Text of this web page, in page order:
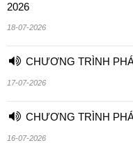
2026
18-07-2026
CHƯƠNG TRÌNH
17-07-2026
CHƯƠNG TRÌNH
16-07-2026